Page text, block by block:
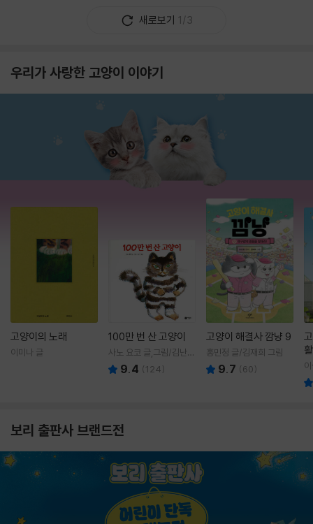
새로보기 1/3
우리가 사랑한 고양이 이야기
고양이의 노래
이미나 글
100만 번 산 고양이
사노 요코 글,그림/김난주
역 9.4 (124)
고양이 해결사 깜냥 9
홍민정 글/김재희 그림
9.7 (60)
보리 출판사 브랜드전